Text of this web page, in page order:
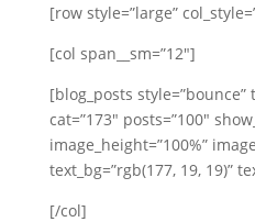
[row style=”large”
[col span__sm=”12″]
[blog_posts style=”bounce”
cat=”173″ posts=”100″
image_height=”100%”
text_bg=”rgb(177, 19, 19)”
[/col]